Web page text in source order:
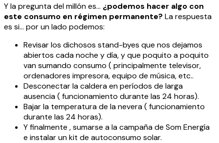
Y la pregunta del millón es… ¿podemos hacer algo con
este consumo en régimen permanente? La respuesta
es si… por un lado podemos:
Revisar los dichosos stand-byes que nos dejamos
abiertos cada noche y día, y que poquito a poquito
van sumando consumo ( principalmente televisor,
ordenadores impresora, equipo de música, etc..
Desconectar la caldera en períodos de larga
ausencia ( funcionamiento durante las 24 horas).
Bajar la temperatura de la nevera ( funcionamiento
durante las 24 horas).
Y finalmente , sumarse a la campaña de Som Energía
e instalar un kit de autoconsumo solar.